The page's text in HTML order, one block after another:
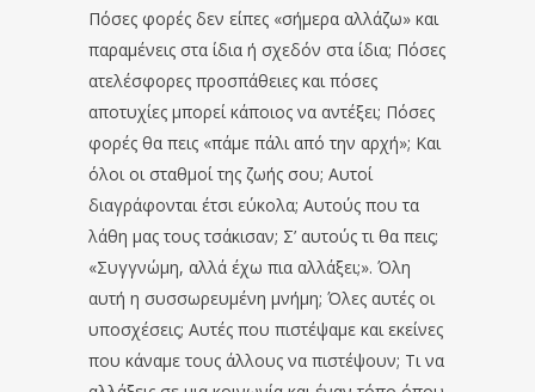
Πόσες φορές δεν είπες «σήμερα αλλάζω» και
παραμένεις στα ίδια ή σχεδόν στα ίδια; Πόσες
ατελέσφορες προσπάθειες και πόσες
αποτυχίες μπορεί κάποιος να αντέξει; Πόσες
φορές θα πεις «πάμε πάλι από την αρχή»; Και
όλοι οι σταθμοί της ζωής σου; Αυτοί
διαγράφονται έτσι εύκολα; Αυτούς που τα
λάθη μας τους τσάκισαν; Σ’ αυτούς τι θα πεις;
«Συγγνώμη, αλλά έχω πια αλλάξει;». Όλη
αυτή η συσσωρευμένη μνήμη; Όλες αυτές οι
υποσχέσεις; Αυτές που πιστέψαμε και εκείνες
που κάναμε τους άλλους να πιστέψουν; Τι να